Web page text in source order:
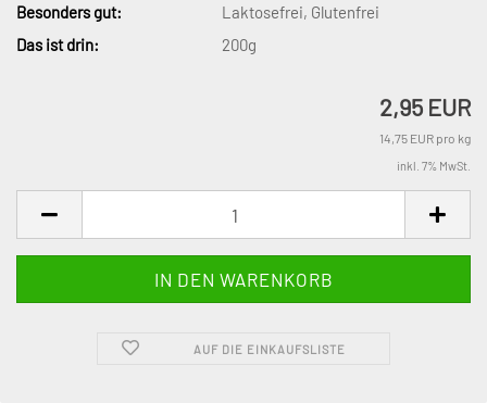
Besonders gut:
Laktosefrei, Glutenfrei
Das ist drin:
200g
2,95 EUR
14,75 EUR pro kg
inkl. 7% MwSt.
AUF DIE EINKAUFSLISTE